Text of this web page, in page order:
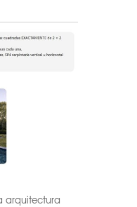
arquitectura